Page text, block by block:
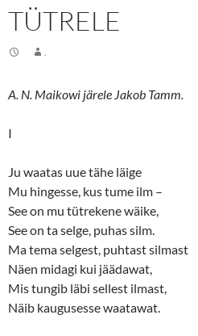
TÜTRELE
A. N. Maikowi järele Jakob Tamm.
I
Ju waatas uue tähe läige
Mu hingesse, kus tume ilm –
See on mu tütrekene wäike,
See on ta selge, puhas silm.
Ma tema selgest, puhtast silmast
Näen midagi kui jäädawat,
Mis tungib läbi sellest ilmast,
Näib kaugusesse waatawat.